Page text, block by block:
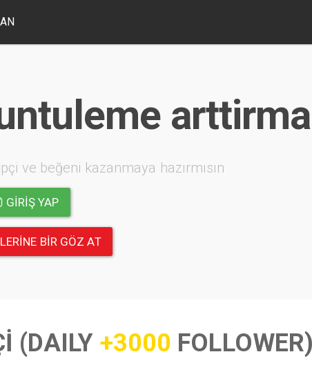
ve beğeni kazanmaya hazırmısın
GIRIŞ YAP
BIR GÖZ AT
(DAILY +3000 FOLLOWER)